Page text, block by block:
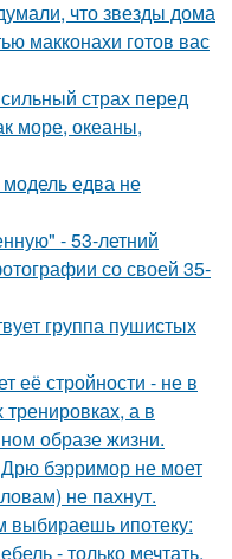
что звезды дома
макконахи готов вас
страх перед
море, океаны,
едва не
- 53-летний
со своей 35-
группа пушистых
её стройности - не в
а в
образе жизни.
бэрримор не моет
не пахнут.
выбираешь ипотеку:
- только мечтать.